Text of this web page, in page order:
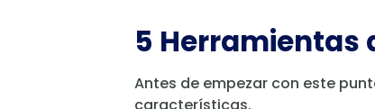
5 Herramientas
Antes de empezar con este